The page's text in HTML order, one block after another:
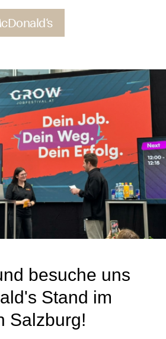
besuche uns
Stand im
Salzburg!